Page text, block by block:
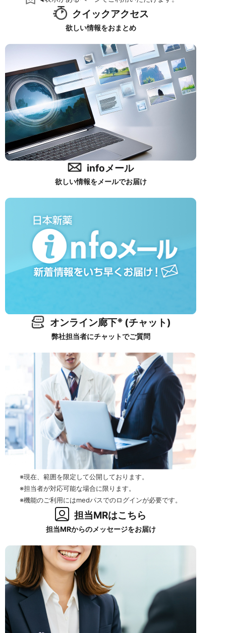
クイックアクセス
欲しい情報をおまとめ
infoメール
欲しい情報をメールでお届け
オンライン廊下※ (チャット)
弊社担当者にチャットでご質問
※現在、範囲を限定して公開しております。
※担当者が対応可能な場合に限ります。
※機能のご利用にはmedパスでのログインが必要です。
担当MRはこちら
担当MRからのメッセージをお届け